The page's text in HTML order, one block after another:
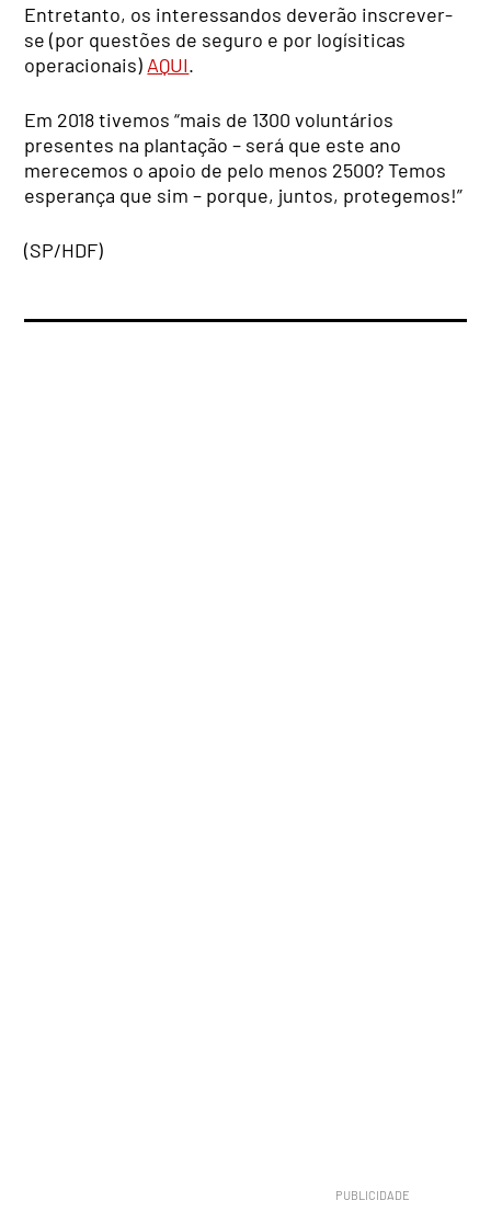
Entretanto, os interessandos deverão inscrever-
se (por questões de seguro e por logísiticas
operacionais) AQUI.
Em 2018 tivemos “mais de 1300 voluntários
presentes na plantação – será que este ano
merecemos o apoio de pelo menos 2500? Temos
esperança que sim – porque, juntos, protegemos!”
(SP/HDF)